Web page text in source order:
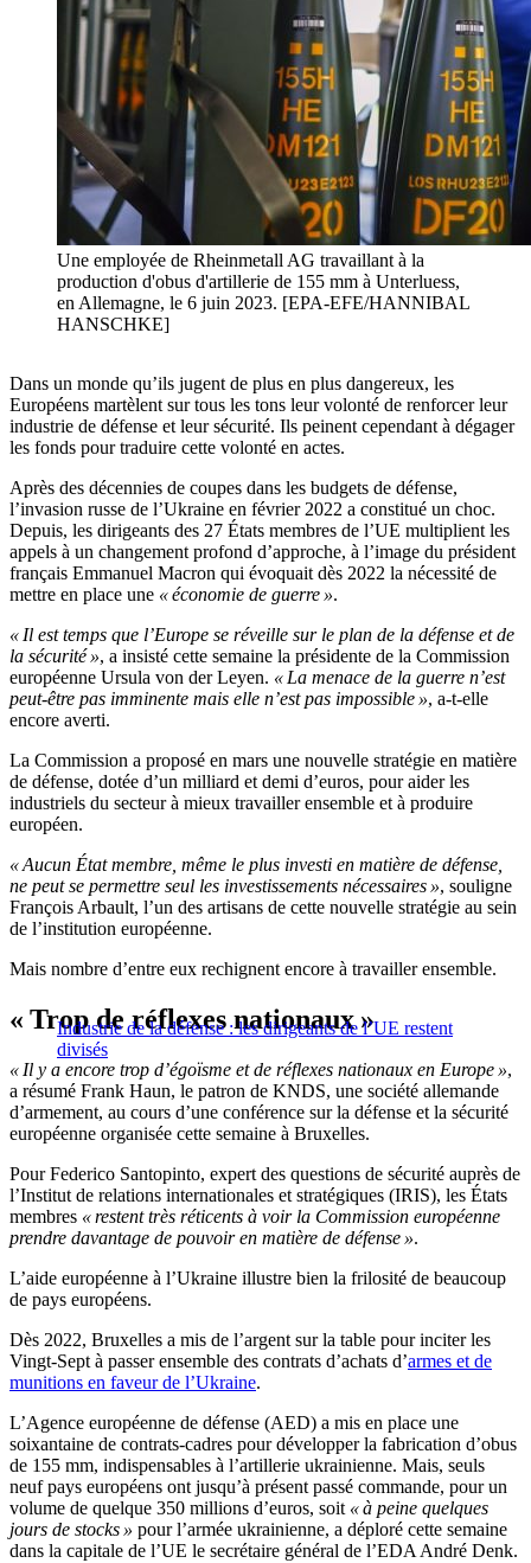
Une employée de Rheinmetall AG travaillant à la
production d'obus d'artillerie de 155 mm à Unterluess,
en Allemagne, le 6 juin 2023. [EPA-EFE/HANNIBAL
HANSCHKE]
Dans un monde qu’ils jugent de plus en plus dangereux, les
Européens martèlent sur tous les tons leur volonté de renforcer leur
industrie de défense et leur sécurité. Ils peinent cependant à dégager
les fonds pour traduire cette volonté en actes.
Après des décennies de coupes dans les budgets de défense,
l’invasion russe de l’Ukraine en février 2022 a constitué un choc.
Depuis, les dirigeants des 27 États membres de l’UE multiplient les
appels à un changement profond d’approche, à l’image du président
français Emmanuel Macron qui évoquait dès 2022 la nécessité de
mettre en place une « économie de guerre ».
« Il est temps que l’Europe se réveille sur le plan de la défense et de
la sécurité », a insisté cette semaine la présidente de la Commission
européenne Ursula von der Leyen. « La menace de la guerre n’est
peut-être pas imminente mais elle n’est pas impossible », a-t-elle
encore averti.
La Commission a proposé en mars une nouvelle stratégie en matière
de défense, dotée d’un milliard et demi d’euros, pour aider les
industriels du secteur à mieux travailler ensemble et à produire
européen.
« Aucun État membre, même le plus investi en matière de défense,
ne peut se permettre seul les investissements nécessaires », souligne
François Arbault, l’un des artisans de cette nouvelle stratégie au sein
de l’institution européenne.
Mais nombre d’entre eux rechignent encore à travailler ensemble.
Industrie de la défense : les dirigeants de l’UE restent
divisés
« Trop de réflexes nationaux »
« Il y a encore trop d’égoïsme et de réflexes nationaux en Europe »,
a résumé Frank Haun, le patron de KNDS, une société allemande
d’armement, au cours d’une conférence sur la défense et la sécurité
européenne organisée cette semaine à Bruxelles.
Pour Federico Santopinto, expert des questions de sécurité auprès de
l’Institut de relations internationales et stratégiques (IRIS), les États
membres « restent très réticents à voir la Commission européenne
prendre davantage de pouvoir en matière de défense ».
L’aide européenne à l’Ukraine illustre bien la frilosité de beaucoup
de pays européens.
Dès 2022, Bruxelles a mis de l’argent sur la table pour inciter les
Vingt-Sept à passer ensemble des contrats d’achats d’armes et de
munitions en faveur de l’Ukraine.
L’Agence européenne de défense (AED) a mis en place une
soixantaine de contrats-cadres pour développer la fabrication d’obus
de 155 mm, indispensables à l’artillerie ukrainienne. Mais, seuls
neuf pays européens ont jusqu’à présent passé commande, pour un
volume de quelque 350 millions d’euros, soit « à peine quelques
jours de stocks » pour l’armée ukrainienne, a déploré cette semaine
dans la capitale de l’UE le secrétaire général de l’EDA André Denk.